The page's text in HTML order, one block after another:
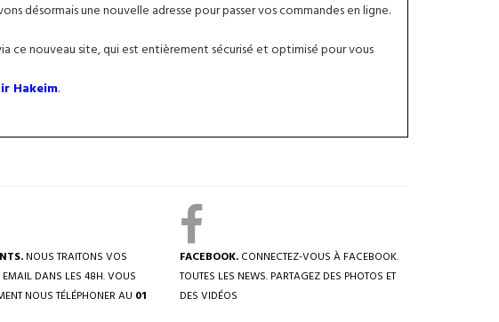
désormais une nouvelle adresse pour passer vos commandes en ligne.
ce nouveau site, qui est entièrement sécurisé et optimisé pour vous
Hakeim.
NOUS TRAITONS VOS
EMAIL DANS LES 48H. VOUS
NOUS TÉLÉPHONER AU 01
FACEBOOK.CONNECTEZ-VOUS À FACEBOOK.
TOUTES LES NEWS. PARTAGEZ DES PHOTOS ET
DES VIDÉOS